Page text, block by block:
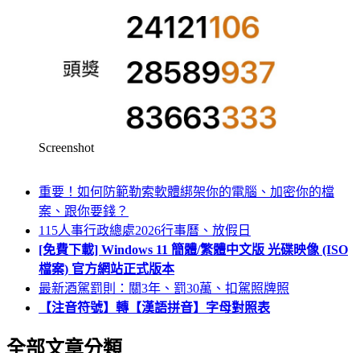
Screenshot
重要！如何防範勒索軟體綁架你的電腦、加密你的檔
案、跟你要錢？
115人事行政總處2026行事曆、放假日
[免費下載] Windows 11 簡體/繁體中文版 光碟映像 (ISO
檔案) 官方網站正式版本
最新酒駕罰則：關3年、罰30萬、扣駕照牌照
【注音符號】轉【漢語拼音】字母對照表
全部文章分類